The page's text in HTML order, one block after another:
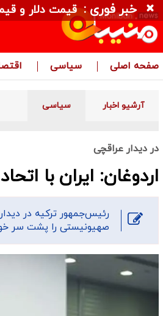
صفحه اصلی سیاسی
آرشیو اخبار سیاسی
در دیدار عراقچی
اردوغان: ایران با
رئیس‌جمهور ترکیه در
صهیونیستی را پشت سر
خبر فوری : قیمت دلار و قیمت یورو